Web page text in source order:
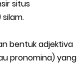
Madrasah
2026
situs
silam.
bentuk adjektiva
pronomina) yang